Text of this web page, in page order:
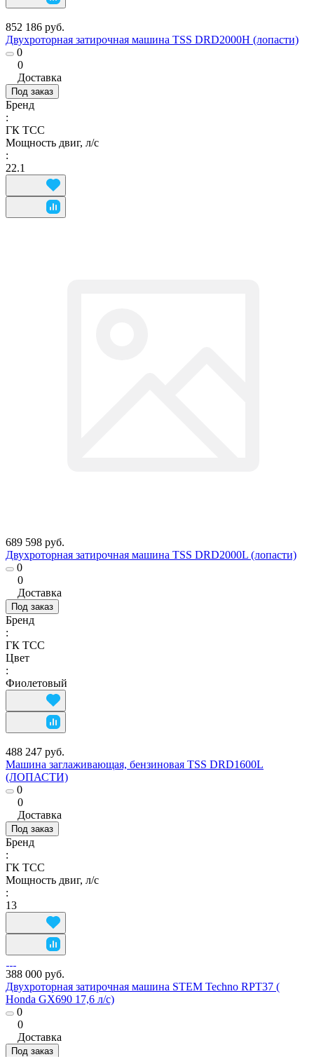
852 186 руб.
Двухроторная затирочная машина TSS DRD2000H (лопасти)
0
0
Доставка
Под заказ
Бренд
:
ГК ТСС
Мощность двиг, л/с
:
22.1
689 598 руб.
Двухроторная затирочная машина TSS DRD2000L (лопасти)
0
0
Доставка
Под заказ
Бренд
:
ГК ТСС
Цвет
:
Фиолетовый
488 247 руб.
Машина заглаживающая, бензиновая TSS DRD1600L
(ЛОПАСТИ)
0
0
Доставка
Под заказ
Бренд
:
ГК ТСС
Мощность двиг, л/с
:
13
388 000 руб.
Двухроторная затирочная машина STEM Techno RPT37 (
Honda GX690 17,6 л/с)
0
0
Доставка
Под заказ